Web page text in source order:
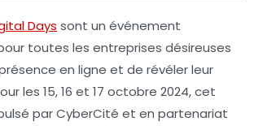
Days sont un événement
toutes les entreprises désireuses
en ligne et de révéler leur
les 15, 16 et 17 octobre 2024, cet
par CyberCité et en partenariat